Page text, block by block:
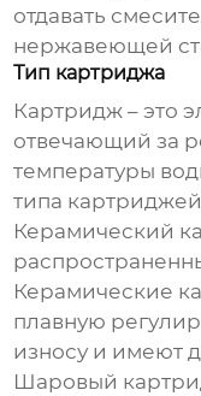
отдавать
нержавеющей
Тип картриджа
Картридж – это
отвечающий за
температуры
типа
Керамический
Керамические
плавную
износу и имеют
Шаровый